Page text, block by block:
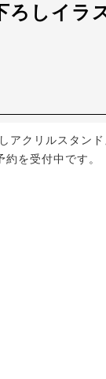
ろしイラ
アクリルスタン
を受付中です。